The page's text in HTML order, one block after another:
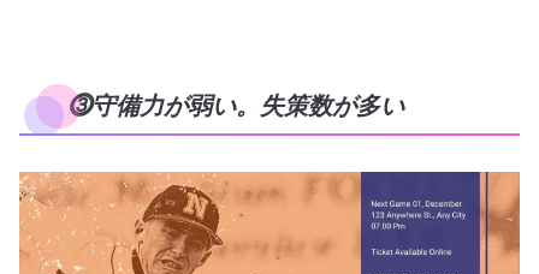
⓷守備力が弱い。失策数が多い